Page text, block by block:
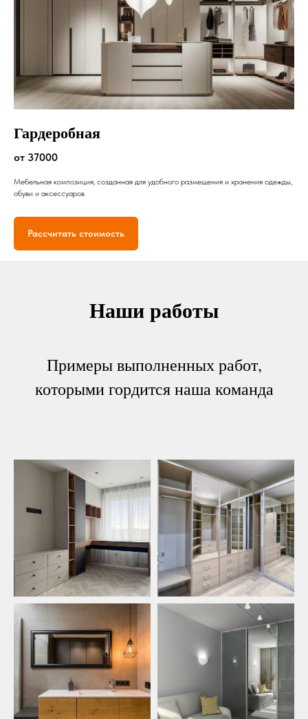
Гардеробная
от 37000
Мебельная композиция, созданная для удобного размещения и хранения одежды,
обуви и аксессуаров
Рассчитать стоимость
Наши работы
Примеры выполненных работ,
которыми гордится наша команда